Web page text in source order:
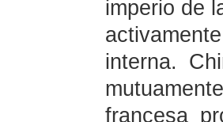
imperio de
interna.
francesa